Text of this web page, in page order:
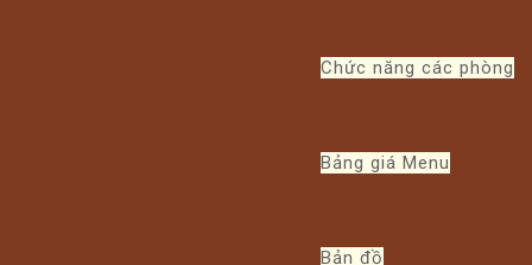
Chức năng các phòng
Bảng giá Menu
Bản đồ